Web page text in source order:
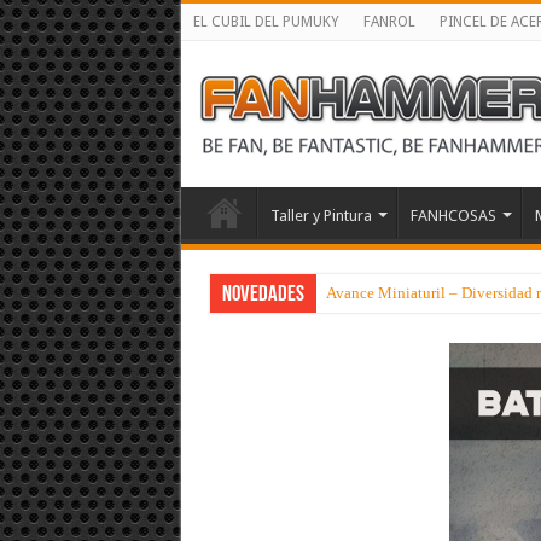
EL CUBIL DEL PUMUKY FANROL PINCEL DE
Taller y Pintura FANHCOSAS
NOVEDADES Avance Miniaturil – Diversidad
Listas Competitivas